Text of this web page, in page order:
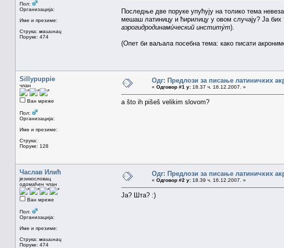
Пол:
Организација:
Име и презиме:
Струка: машинац
Поруке: 474
Последње две поруке упућују на толико тема
мешаш латиницу и ћирилицу у овом случају? Ја
аэрогидродинами́ческий институ́т).
(Опет би ваљала посебна тема: како писати
Sillypuppie
члан
Ван мреже
Пол:
Организација:
Име и презиме:
Струка:
Поруке: 128
Одг: Предлози за писање латиничких
« Одговор #1 у: 18.37 ч. 16.12.2007. »
a što ih pišeš velikim slovom?
Часлав Илић
језикословац
одомаћен члан
Ван мреже
Пол:
Организација:
Име и презиме:
Струка: машинац
Поруке: 474
Одг: Предлози за писање латиничких
« Одговор #2 у: 18.39 ч. 16.12.2007. »
Ја? Шта? :)